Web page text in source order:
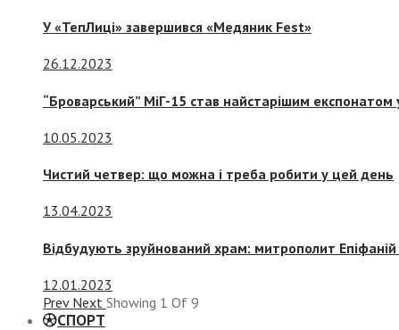
У «ТепЛиці» завершився «Медяник Fest»
26.12.2023
“Броварський” МіГ-15 став найстарішим експонатом
10.05.2023
Чистий четвер: що можна і треба робити у цей день
13.04.2023
Відбудують зруйнований храм: митрополит Епіфаній
12.01.2023
Prev Next Showing 1 Of 9
СПОРТ